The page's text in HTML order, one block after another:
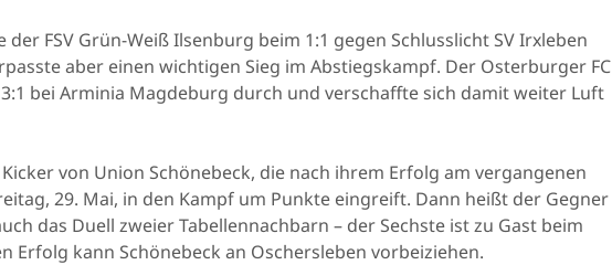
FSV Grün-Weiß Ilsenburg beim 1:1 gegen Schlusslicht SV Irxleben
aber einen wichtigen Sieg im Abstiegskampf. Der Osterburger FC
bei Arminia Magdeburg durch und verschaffte sich damit weiter Luft
von Union Schönebeck, die nach ihrem Erfolg am vergangenen
29. Mai, in den Kampf um Punkte eingreift. Dann heißt der Gegner
das Duell zweier Tabellennachbarn – der Sechste ist zu Gast beim
Erfolg kann Schönebeck an Oschersleben vorbeiziehen.